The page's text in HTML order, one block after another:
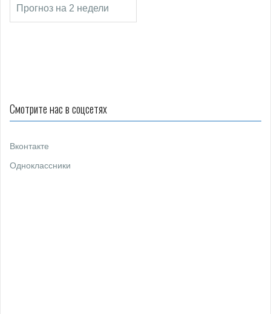
о
и
с
я
м
Прогноз на 2 недели
Смотрите нас в соцсетях
Вконтакте
Одноклассники